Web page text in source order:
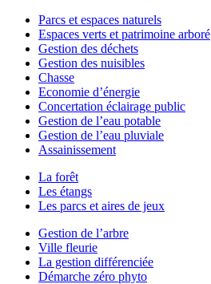
Parcs et espaces naturels
Espaces verts et patrimoine arboré
Gestion des déchets
Gestion des nuisibles
Chasse
Economie d’énergie
Concertation éclairage public
Gestion de l’eau potable
Gestion de l’eau pluviale
Assainissement
La forêt
Les étangs
Les parcs et aires de jeux
Gestion de l’arbre
Ville fleurie
La gestion différenciée
Démarche zéro phyto